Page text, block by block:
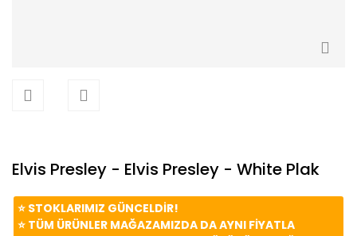
Elvis Presley - Elvis Presley - White Plak
⭐️ STOKLARIMIZ GÜNCELDİR!
⭐️ TÜM ÜRÜNLER MAĞAZAMIZDA DA AYNI FİYATLA